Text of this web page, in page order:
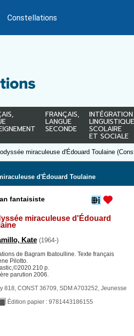
Constellations
FRANÇAIS,
LANGUE
SECONDE
INTÉGRATION
LINGUISTIQUE
SCOLAIRE
ET SOCIALE
miraculeuse d'Édouard Toulaine
d'Édouard Toulaine
fantaisiste
miraculeuse d'Édouard
Kate (1964-)
de Bagram Ibatoulline. Texte français
Pilotto.
p.
parution 2006.
818, CONST 36709, SDM A703252, Jeunesse
Édition papier : 9781443186155